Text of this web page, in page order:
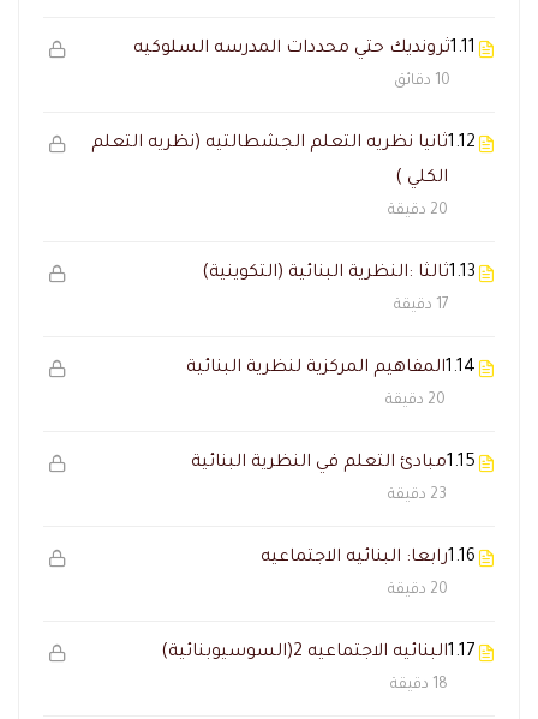
1.11ثرونديك حتي محددات المدرسه السلوكيه
10 دقائق
1.12ثانيا نظريه التعلم الجشطالتيه (نظريه التعلم
الكلي )
20 دقيقة
1.13ثالثا :النظرية البنائية (التكوينية)
17 دقيقة
1.14المفاهيم المركزية لنظرية البنائية
20 دقيقة
1.15مبادئ التعلم في النظرية البنائية
23 دقيقة
1.16رابعا: البنائيه الاجتماعيه
20 دقيقة
1.17البنائيه الاجتماعيه 2(السوسيوبنائية)
18 دقيقة